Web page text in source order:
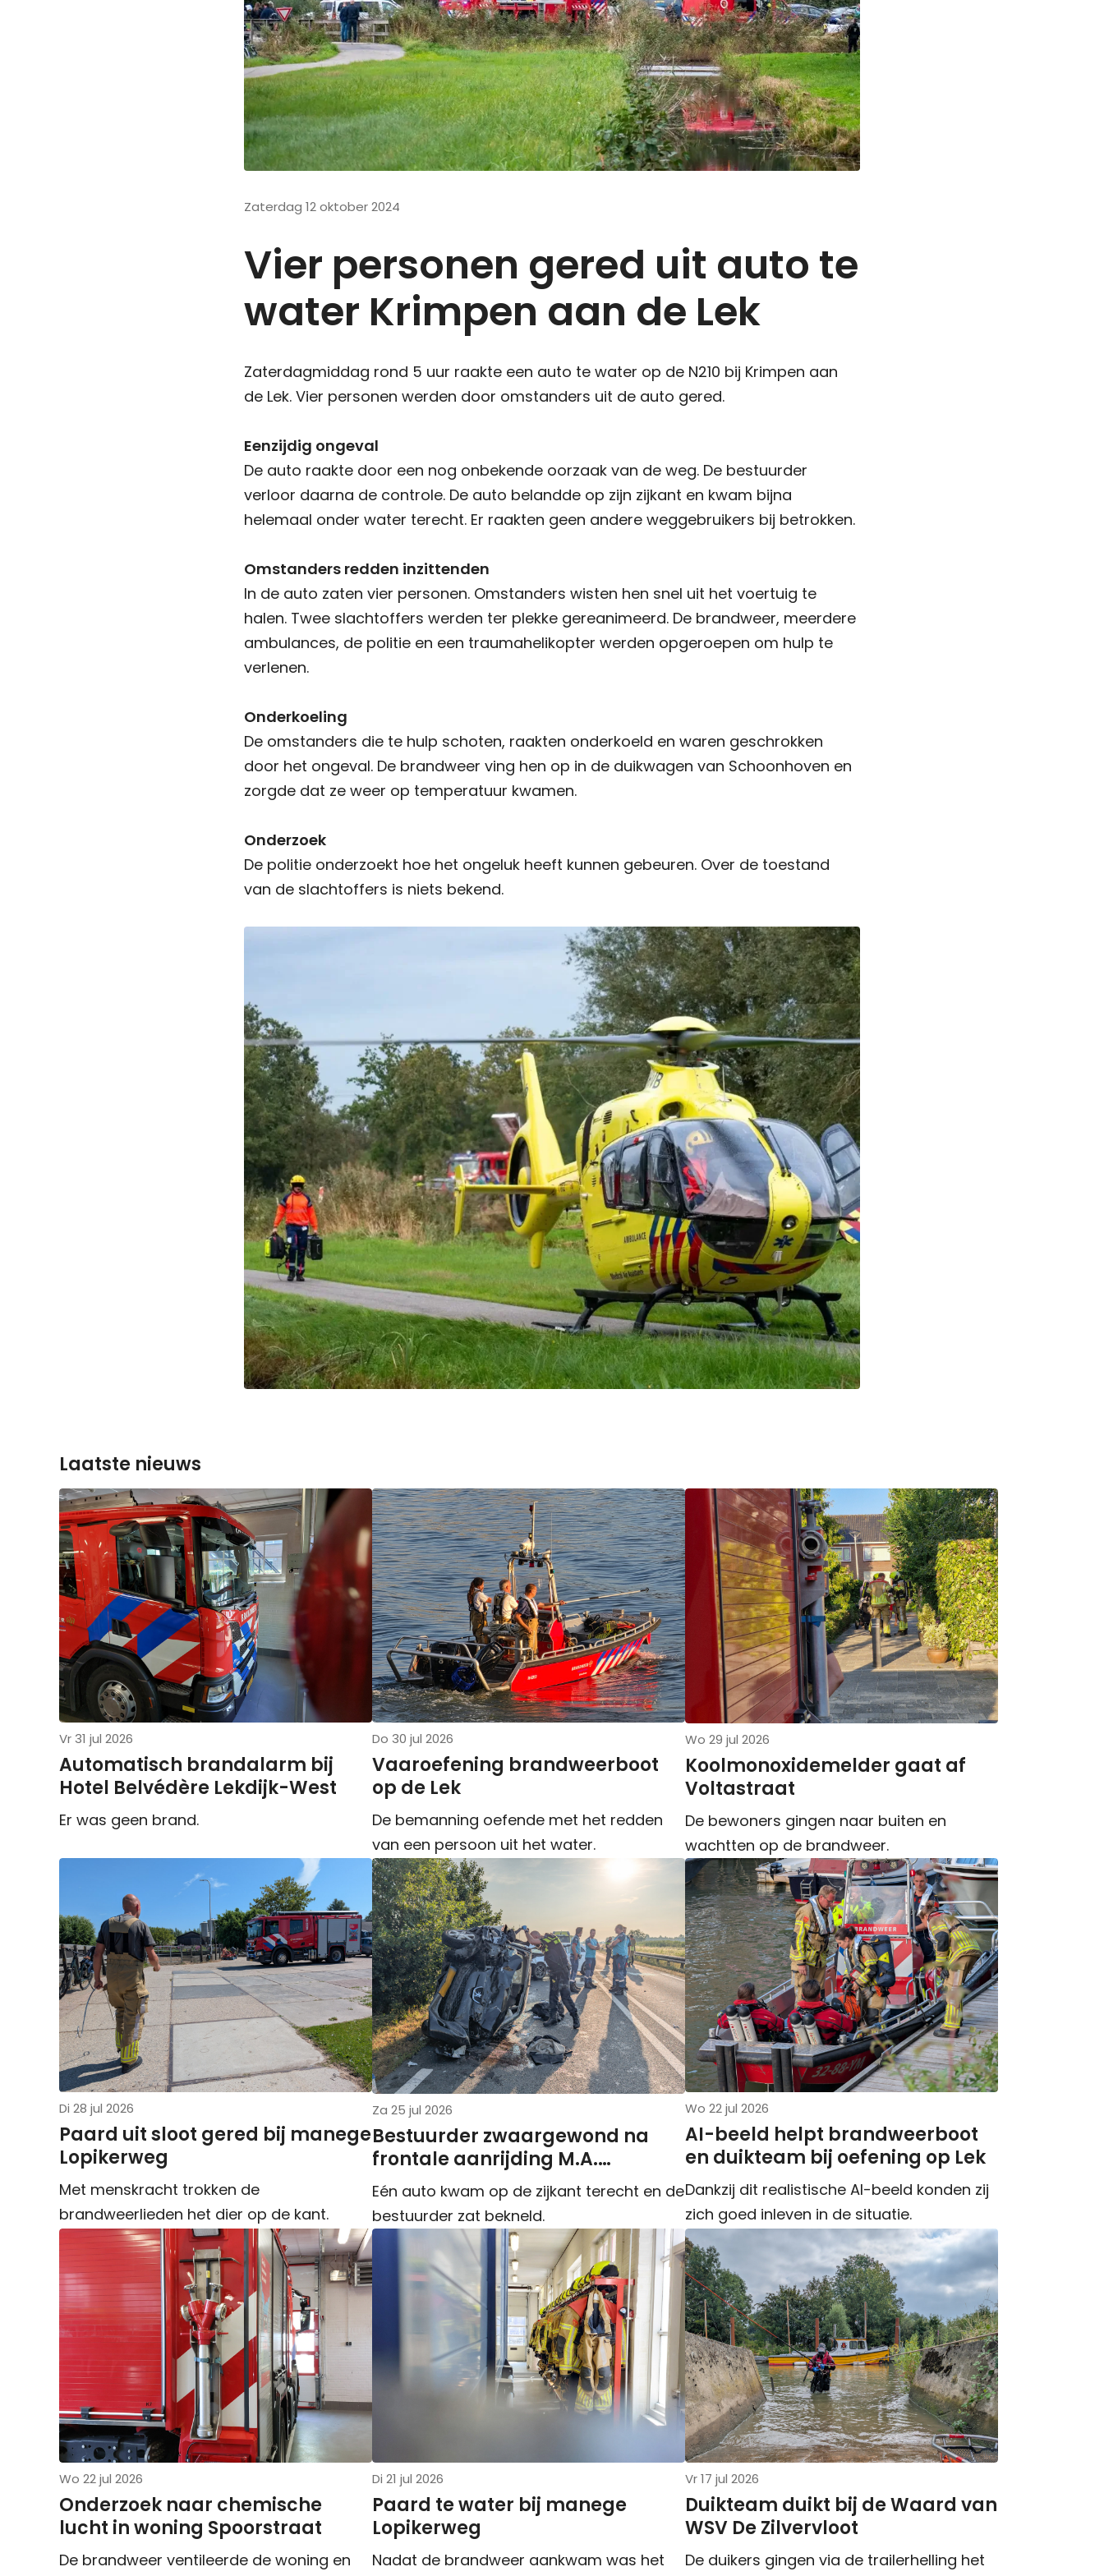
Zaterdag 12 oktober 2024
Vier personen gered uit auto te
water Krimpen aan de Lek
Zaterdagmiddag rond 5 uur raakte een auto te water op de N210 bij Krimpen aan
de Lek. Vier personen werden door omstanders uit de auto gered.
Eenzijdig ongeval
De auto raakte door een nog onbekende oorzaak van de weg. De bestuurder
verloor daarna de controle. De auto belandde op zijn zijkant en kwam bijna
helemaal onder water terecht. Er raakten geen andere weggebruikers bij betrokken.
Omstanders redden inzittenden
In de auto zaten vier personen. Omstanders wisten hen snel uit het voertuig te
halen. Twee slachtoffers werden ter plekke gereanimeerd. De brandweer, meerdere
ambulances, de politie en een traumahelikopter werden opgeroepen om hulp te
verlenen.
Onderkoeling
De omstanders die te hulp schoten, raakten onderkoeld en waren geschrokken
door het ongeval. De brandweer ving hen op in de duikwagen van Schoonhoven en
zorgde dat ze weer op temperatuur kwamen.
Onderzoek
De politie onderzoekt hoe het ongeluk heeft kunnen gebeuren. Over de toestand
van de slachtoffers is niets bekend.
Vr 31 jul 2026
Automatisch brandalarm bij
Hotel Belvédère Lekdijk-West
Er was geen brand.
Do 30 jul 2026
Vaaroefening brandweerboot
op de Lek
De bemanning oefende met het redden
van een persoon uit het water.
Wo 29 jul 2026
Koolmonoxidemelder gaat af
Voltastraat
De bewoners gingen naar buiten en
wachtten op de brandweer.
Di 28 jul 2026
Paard uit sloot gered bij manege
Lopikerweg
Met menskracht trokken de
brandweerlieden het dier op de kant.
Za 25 jul 2026
Bestuurder zwaargewond na
frontale aanrijding M.A.
Reinaldaweg N210
Eén auto kwam op de zijkant terecht en de
bestuurder zat bekneld.
Wo 22 jul 2026
AI-beeld helpt brandweerboot
en duikteam bij oefening op Lek
Dankzij dit realistische AI-beeld konden zij
zich goed inleven in de situatie.
Wo 22 jul 2026
Onderzoek naar chemische
lucht in woning Spoorstraat
De brandweer ventileerde de woning en
Di 21 jul 2026
Paard te water bij manege
Lopikerweg
Nadat de brandweer aankwam was het
Vr 17 jul 2026
Duikteam duikt bij de Waard van
WSV De Zilvervloot
De duikers gingen via de trailerhelling het